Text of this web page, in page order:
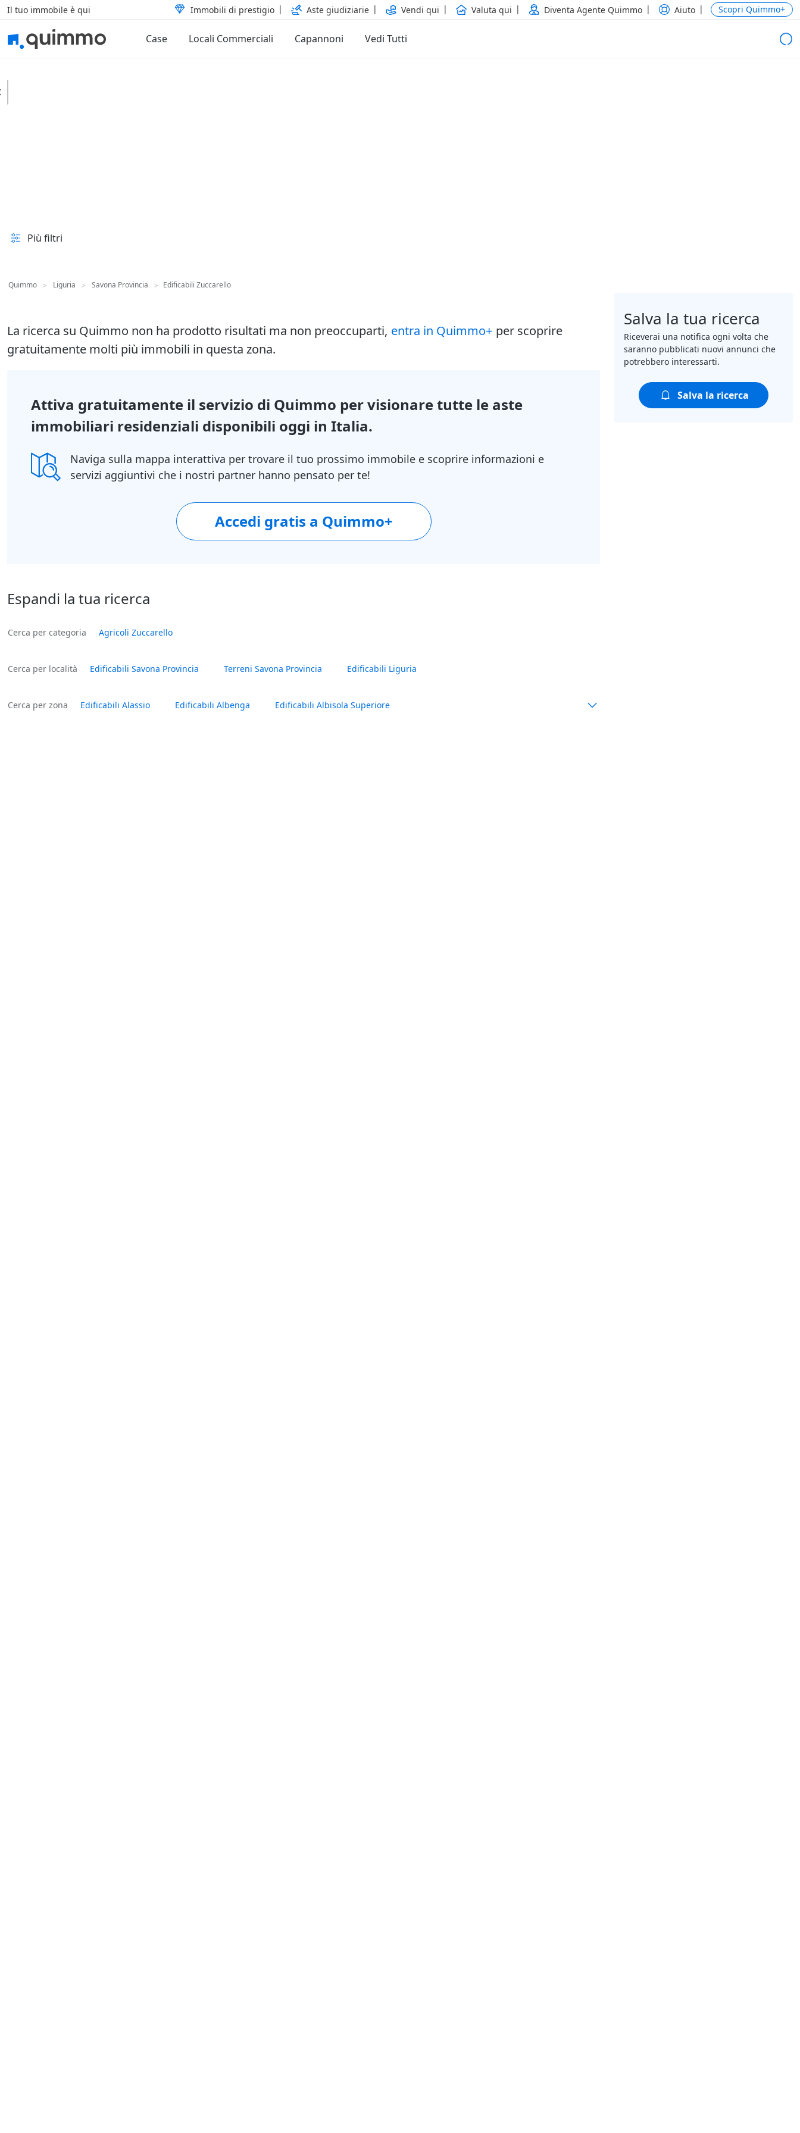
Il tuo immobile è qui Immobili di prestigio Aste giudiziarie Vendi qui Valuta qui Diventa Agente Quimmo Aiuto Scopri Quimmo+
Case Locali Commerciali Capannoni Vedi Tutti
Più filtri
Quimmo > Liguria > Savona Provincia > Edificabili Zuccarello
La ricerca su Quimmo non ha prodotto risultati ma non preoccuparti, entra in Quimmo+ per scoprire
gratuitamente molti più immobili in questa zona.
Attiva gratuitamente il servizio di Quimmo per visionare tutte le aste
immobiliari residenziali disponibili oggi in Italia.
Naviga sulla mappa interattiva per trovare il tuo prossimo immobile e scoprire informazioni e
servizi aggiuntivi che i nostri partner hanno pensato per te!
Accedi gratis a Quimmo+
Espandi la tua ricerca
Cerca per categoria Agricoli Zuccarello
Cerca per località Edificabili Savona Provincia Terreni Savona Provincia Edificabili Liguria
Cerca per zona Edificabili Alassio Edificabili Albenga Edificabili Albisola Superiore
Salva la tua ricerca
Riceverai una notifica ogni volta che
saranno pubblicati nuovi annunci che
potrebbero interessarti.
Salva la ricerca